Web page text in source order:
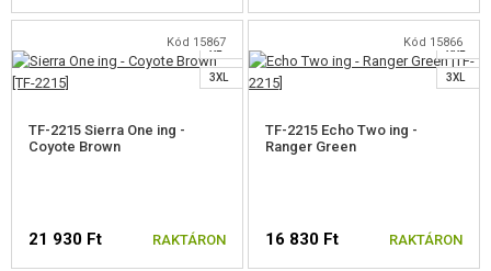
RÁDIÓS, FEJHALLGATÓ, KAMERÁK
PÓTALKATRÉSZEK FEGYVEREKHEZ
ÖNVÉDELMI FELSZERELÉSEK, KÉPZÉS, KÉSEK
VÁLASSZON MÉRETET VÁLASSZON MÉRETET
Kód 15867
3XL
XL
L
TF-2215 Sierra One ing -
Coyote Brown
21 930 Ft RAKTÁRON
Kód 15866
3XL
XXL
XL
TF-2215 Echo Two ing -
Ranger Green
16 830 Ft RAKTÁRON
L L